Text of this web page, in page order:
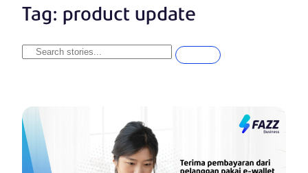
Tag: product update